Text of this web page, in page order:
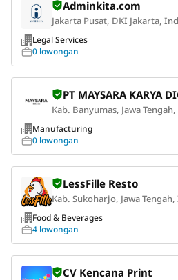
Adminkita.com
Jakarta Pusat, DKI Jakarta,
Legal Services
0 lowongan
PT MAYSARA KARYA
Kab. Banyumas, Jawa
Manufacturing
0 lowongan
LessFille Resto
Kab. Sukoharjo, Jawa
Food & Beverages
4 lowongan
CV Kencana Print